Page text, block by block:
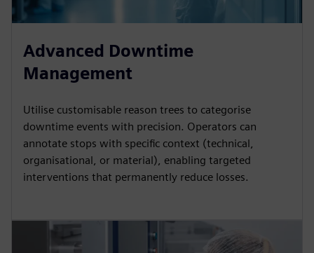
Advanced Downtime
Management
Utilise customisable reason trees to categorise
downtime events with precision. Operators can
annotate stops with specific context (technical,
organisational, or material), enabling targeted
interventions that permanently reduce losses.